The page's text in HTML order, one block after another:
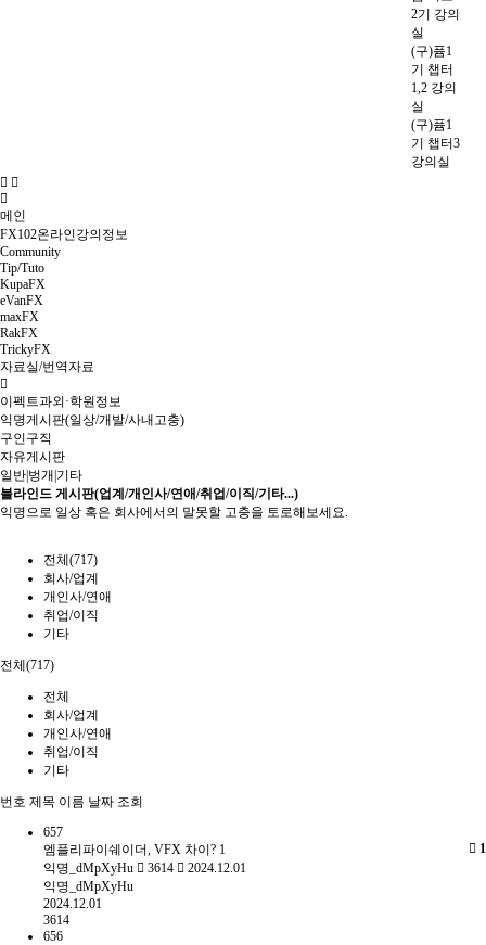
2기 강의
실
(구)퓸1
기 챕터
1,2 강의
실
(구)퓸1
기 챕터3
강의실
메인
FX102온라인강의정보
Community
Tip/Tuto
KupaFX
eVanFX
maxFX
RakFX
TrickyFX
자료실/번역자료
이펙트과외·학원정보
익명게시판(일상/개발/사내고충)
구인구직
자유게시판
일반|벙개|기타
블라인드 게시판(업계/개인사/연애/취업/이직/기타...)
익명으로 일상 혹은 회사에서의 말못할 고충을 토로해보세요.
전체(717)
회사/업계
개인사/연애
취업/이직
기타
전체(717)
전체
회사/업계
개인사/연애
취업/이직
기타
번호 제목 이름 날짜 조회
657
1
엠플리파이쉐이더, VFX 차이? 1
익명_dMpXyHu
3614
2024.12.01
익명_dMpXyHu
2024.12.01
3614
656